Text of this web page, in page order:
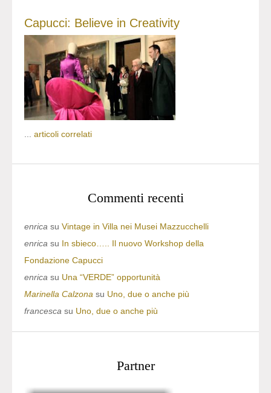
Capucci: Believe in Creativity
articoli correlati
Commenti recenti
enrica su Vintage in Villa nei Musei Mazzucchelli
enrica su In sbieco….. Il nuovo Workshop della
Fondazione Capucci
enrica su Una “VERDE” opportunità
Marinella Calzona su Uno, due o anche più
francesca su Uno, due o anche più
Partner